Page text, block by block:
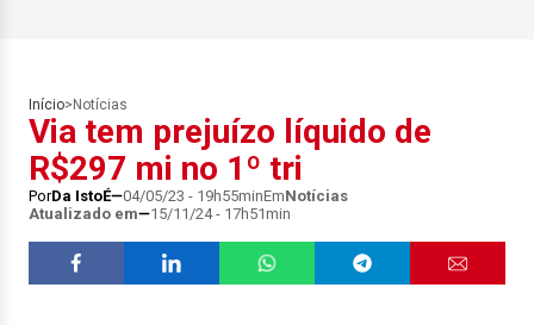
Início> Notícias
Via tem prejuízo líquido de
R$297 mi no 1º tri
PorDa IstoÉ 04/05/23 - 19h55minEmNotícias
Atualizado em
15/11/24 - 17h51min